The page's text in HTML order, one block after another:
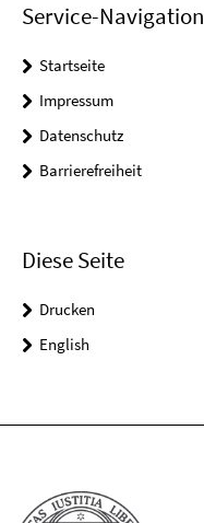
Service-Navigation
Startseite
Impressum
Datenschutz
Barrierefreiheit
Diese Seite
Drucken
English